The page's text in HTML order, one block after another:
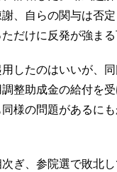
、自らの関与は否定
ただけに反発が強
したのはいいが、
整助成金の給付を
様の問題があるに
ぎ、参院選で敗北